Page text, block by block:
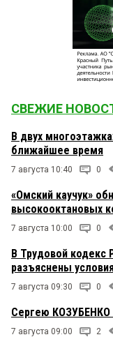
СВЕЖИЕ
В двух
ближайшее время
7 августа 10:40 0
«Омский каучук»
высокооктановых
7 августа 10:00 0
В Трудовой кодекс
разъяснены
7 августа 09:30 0
Сергею КОЗУБЕНКО
7 августа 09:00 2